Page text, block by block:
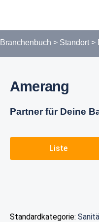
Branchenbuch > Standort >
Amerang
Partner für Deine
Liste
Standardkategorie: